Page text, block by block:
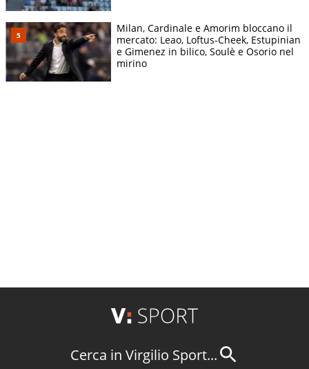
Milan, Cardinale e Amorim bloccano il
mercato: Leao, Loftus-Cheek, Estupinian
e Gimenez in bilico, Soulè e Osorio nel
mirino
Cerca in Virgilio Sport...